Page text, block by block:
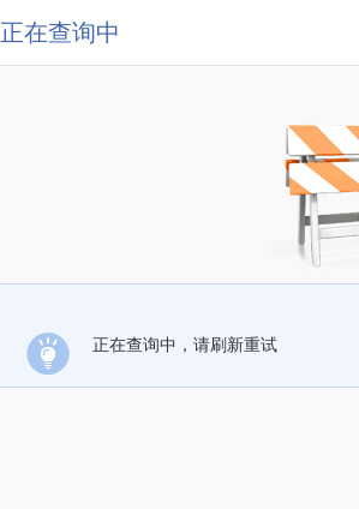
正在查询中
正在查询中，请刷新重试